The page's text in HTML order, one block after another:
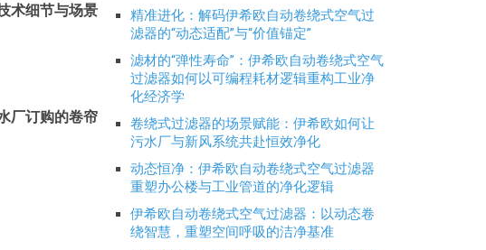
术细节与场景
厂订购的卷帘
精准进化：解码伊希欧自动卷绕式空气过
滤器的“动态适配”与“价值锚定”
滤材的“弹性寿命”：伊希欧自动卷绕式空气
过滤器如何以可编程耗材逻辑重构工业净
化经济学
卷绕式过滤器的场景赋能：伊希欧如何让
污水厂与新风系统共赴恒效净化
动态恒净：伊希欧自动卷绕式空气过滤器
重塑办公楼与工业管道的净化逻辑
伊希欧自动卷绕式空气过滤器：以动态卷
绕智慧，重塑空间呼吸的洁净基准